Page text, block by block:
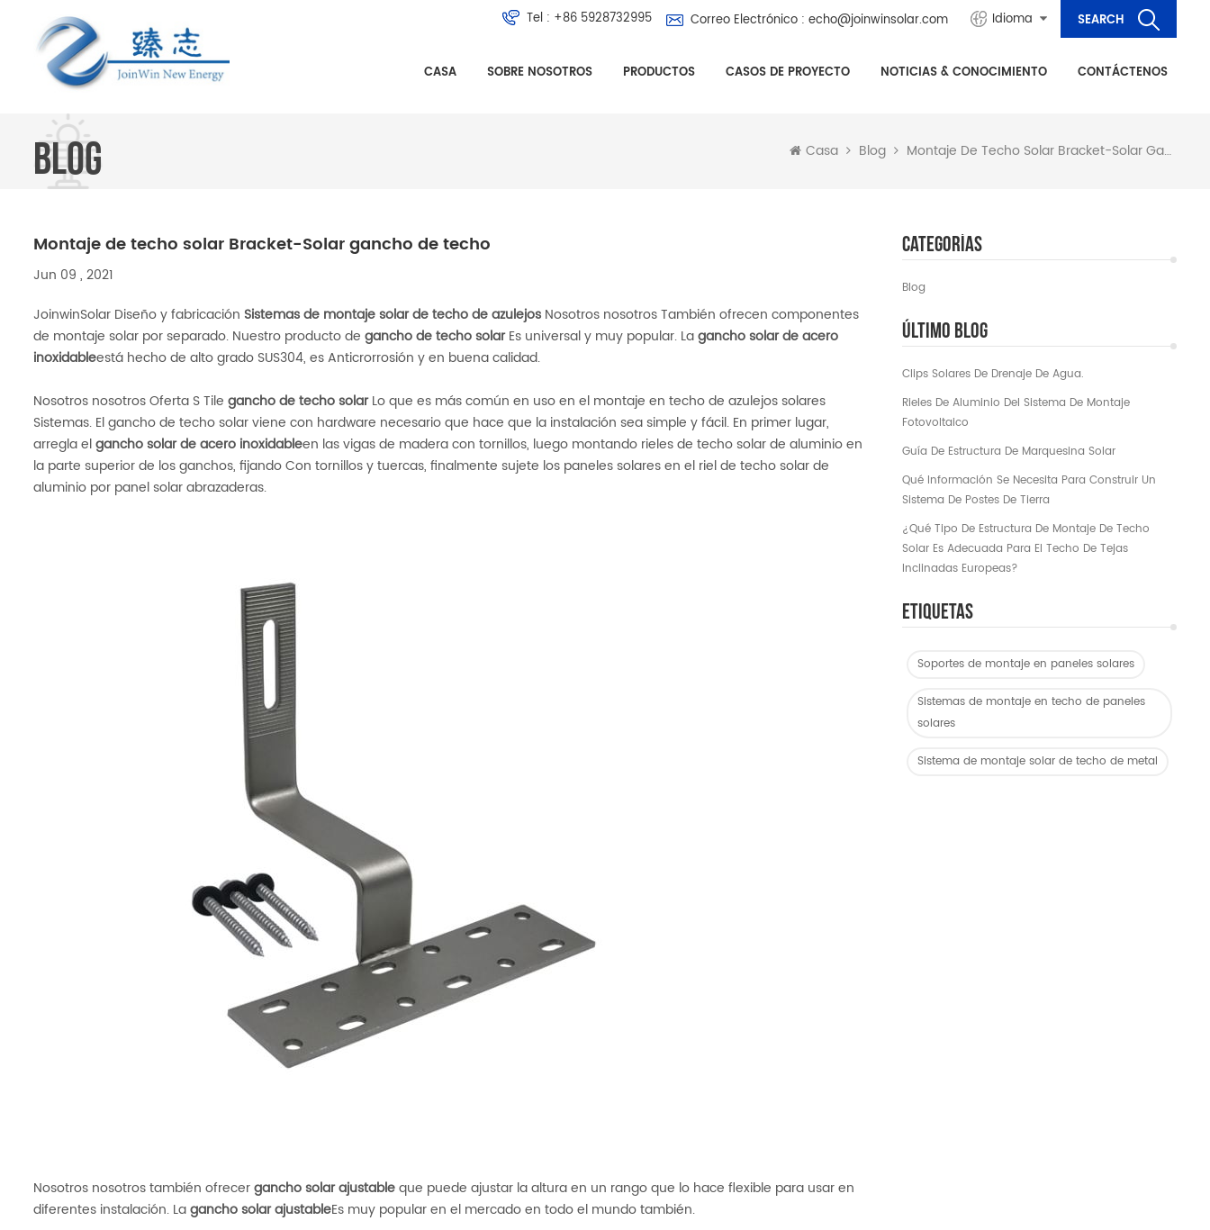
Idioma
Tel : +86 5928732995 Correo Electrónico : echo@joinwinsolar.com
CASA SOBRE NOSOTROS PRODUCTOS CASOS DE PROYECTO NOTICIAS & CONOCIMIENTO CONTÁCTENOS
BLOG Casa Blog Montaje De Techo Solar Bracket-Solar Gancho De Techo
Categorías
Blog
Último Blog
Clips Solares De Drenaje De Agua.
Rieles De Aluminio Del Sistema De Montaje
Fotovoltaico
Guía De Estructura De Marquesina Solar
Qué Información Se Necesita Para Construir Un
Sistema De Postes De Tierra
¿Qué Tipo De Estructura De Montaje De Techo
Solar Es Adecuada Para El Techo De Tejas
Inclinadas Europeas?
Etiquetas
Soportes de montaje en paneles solares
Sistemas de montaje en techo de paneles
solares
Sistema de montaje solar de techo de metal
Montaje de techo solar Bracket-Solar gancho de techo
Jun 09 , 2021
JoinwinSolar Diseño y fabricación Sistemas de montaje solar de techo de azulejos Nosotros nosotros También ofrecen componentes
de montaje solar por separado. Nuestro producto de gancho de techo solarEs universal y muy popular. Lagancho solar de acero
inoxidableestá hecho de alto grado SUS304, es Anticrorrosión y en buena calidad.
Nosotros nosotros Oferta S Tile gancho de techo solarLo que es más común en uso en el montaje en techo de azulejos solares
Sistemas. El gancho de techo solar viene con hardware necesario que hace que la instalación sea simple y fácil. En primer lugar,
arregla elgancho solar de acero inoxidableen las vigas de madera con tornillos, luego montando rieles de techo solar de aluminio en
la parte superior de los ganchos, fijando Con tornillos y tuercas, finalmente sujete los paneles solares en el riel de techo solar de
aluminio por panel solar abrazaderas.
Nosotros nosotros también ofrecergancho solar ajustableque puede ajustar la altura en un rango que lo hace flexible para usar en
diferentes instalación. Lagancho solar ajustableEs muy popular en el mercado en todo el mundo también.